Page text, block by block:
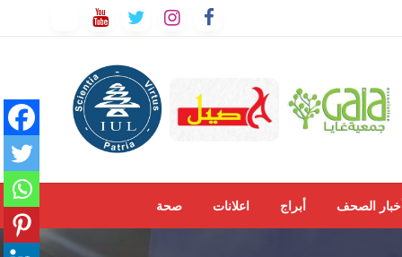
الصحف أبراج اعلانات صحة